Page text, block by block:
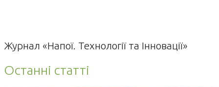
Журнал «Напої. Технології та Інновації»
Останні статті